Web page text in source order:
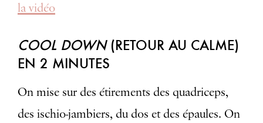
la vidéo
COOL DOWN(RETOUR AU CALME)
EN 2 MINUTES
On mise sur des étirements des quadriceps,
des ischio-jambiers, du dos et des épaules. On